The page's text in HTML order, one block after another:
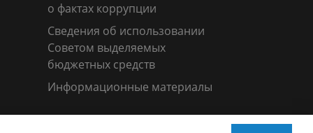
о фактах коррупции
Сведения об использовании
Советом выделяемых
бюджетных средств
Информационные материалы